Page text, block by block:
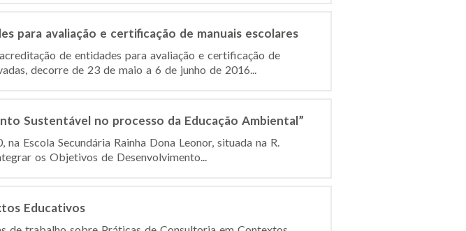
para avaliação e certificação de manuais escolares
de entidades para avaliação e certificação de
decorre de 23 de maio a 6 de junho de 2016...
Sustentável no processo da Educação Ambiental”
Escola Secundária Rainha Dona Leonor, situada na R.
os Objetivos de Desenvolvimento...
Educativos